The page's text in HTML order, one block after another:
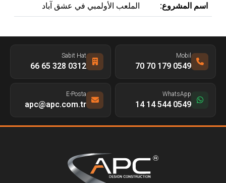
اسم المشروع: الملعب الأولمبي في عشق آباد
Mobil
0549 179 70 70
Sabit Hat
0312 328 65 66
WhatsApp
0549 544 14 14
E-Posta
apc@apc.com.tr